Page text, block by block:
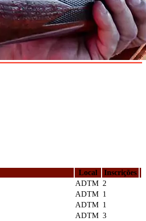
Local
Inscrições
ADTM 2
ADTM 1
ADTM 1
ADTM 3